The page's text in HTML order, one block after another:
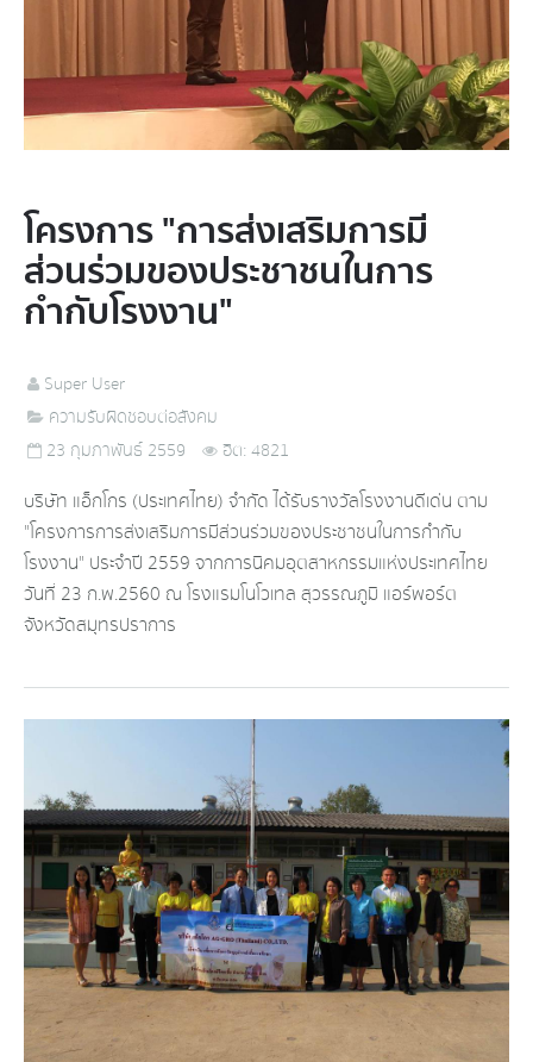
โครงการ "การส่งเสริมการมี
ส่วนร่วมของประชาชนในการ
กำกับโรงงาน"
Super User
ความรับผิดชอบต่อสังคม
23 กุมภาพันธ์ 2559
ฮิต: 4821
บริษัท แอ็กโกร (ประเทศไทย) จำกัด ได้รับรางวัลโรงงานดีเด่น ตาม
"โครงการการส่งเสริมการมีส่วนร่วมของประชาชนในการกำกับ
โรงงาน" ประจำปี 2559 จากการนิคมอุตสาหกรรมแห่งประเทศไทย
วันที่ 23 ก.พ.2560 ณ โรงแรมโนโวเทล สุวรรณภูมิ แอร์พอร์ต
จังหวัดสมุทรปราการ